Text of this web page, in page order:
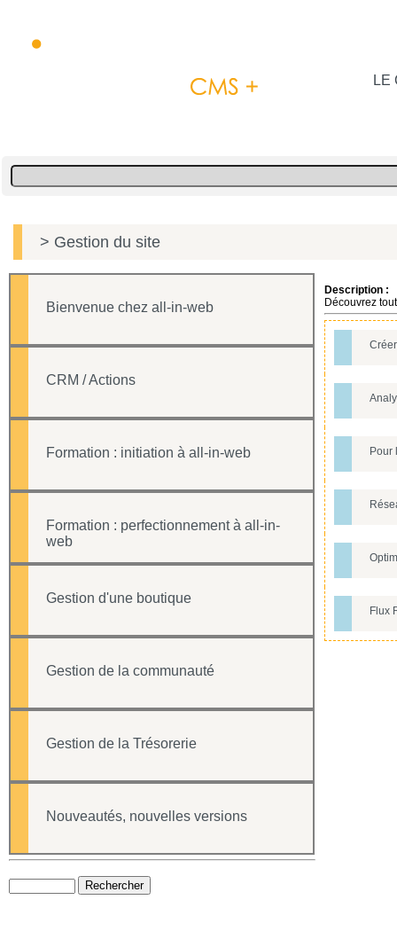
LE
> Gestion du site
Bienvenue chez all-in-web
CRM / Actions
Formation : initiation à all-in-web
Formation : perfectionnement à all-in-
web
Gestion d'une boutique
Gestion de la communauté
Gestion de la Trésorerie
Nouveautés, nouvelles versions
Description :
Découvrez
Pour
Flux